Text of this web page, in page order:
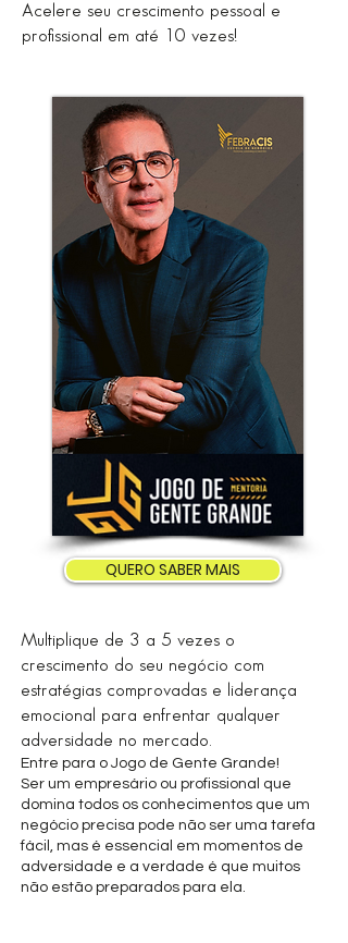
Acelere seu crescimento pessoal e
profissional em até 10 vezes!
QUERO SABER MAIS
Multiplique de 3 a 5 vezes o
crescimento do seu negócio com
estratégias comprovadas e liderança
emocional para enfrentar qualquer
adversidade no mercado.
Entre para o Jogo de Gente Grande!
Ser um empresário ou profissional que
domina todos os conhecimentos que um
negócio precisa pode não ser uma tarefa
fácil, mas é essencial em momentos de
adversidade e a verdade é que muitos
não estão preparados para ela.